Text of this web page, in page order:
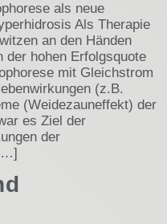
als neue
Als Therapie
an den Händen
der hohen Erfolgsquote
mit Gleichstrom
(z.B.
(Weidezauneffekt) der
es Ziel der
der